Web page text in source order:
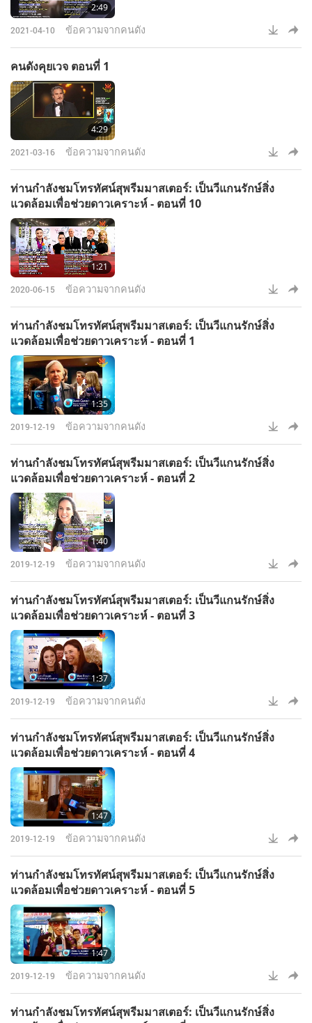
2:49
2021-04-10 ข้อความจากคนดัง
คนดังคุยเวจ ตอนที่ 1
4:29
2021-03-16 ข้อความจากคนดัง
ท่านกำลังชมโทรทัศน์สุพรีมมาสเตอร์: เป็นวีแกนรักษ์สิ่ง
แวดล้อมเพื่อช่วยดาวเคราะห์ - ตอนที่ 10
1:21
2020-06-15 ข้อความจากคนดัง
ท่านกำลังชมโทรทัศน์สุพรีมมาสเตอร์: เป็นวีแกนรักษ์สิ่ง
แวดล้อมเพื่อช่วยดาวเคราะห์ - ตอนที่ 1
1:35
2019-12-19 ข้อความจากคนดัง
ท่านกำลังชมโทรทัศน์สุพรีมมาสเตอร์: เป็นวีแกนรักษ์สิ่ง
แวดล้อมเพื่อช่วยดาวเคราะห์ - ตอนที่ 2
1:40
2019-12-19 ข้อความจากคนดัง
ท่านกำลังชมโทรทัศน์สุพรีมมาสเตอร์: เป็นวีแกนรักษ์สิ่ง
แวดล้อมเพื่อช่วยดาวเคราะห์ - ตอนที่ 3
1:37
2019-12-19 ข้อความจากคนดัง
ท่านกำลังชมโทรทัศน์สุพรีมมาสเตอร์: เป็นวีแกนรักษ์สิ่ง
แวดล้อมเพื่อช่วยดาวเคราะห์ - ตอนที่ 4
1:47
2019-12-19 ข้อความจากคนดัง
ท่านกำลังชมโทรทัศน์สุพรีมมาสเตอร์: เป็นวีแกนรักษ์สิ่ง
แวดล้อมเพื่อช่วยดาวเคราะห์ - ตอนที่ 5
1:47
2019-12-19 ข้อความจากคนดัง
ท่านกำลังชมโทรทัศน์สุพรีมมาสเตอร์: เป็นวีแกนรักษ์สิ่ง